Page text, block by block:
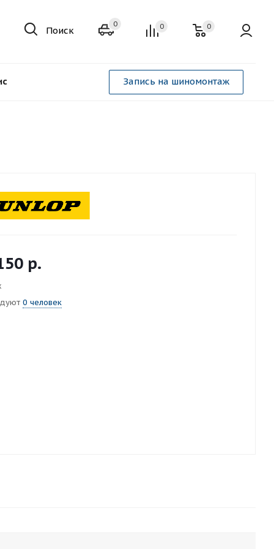
Поиск 0
0 0
Запись на шиномонтаж
р.
0 человек